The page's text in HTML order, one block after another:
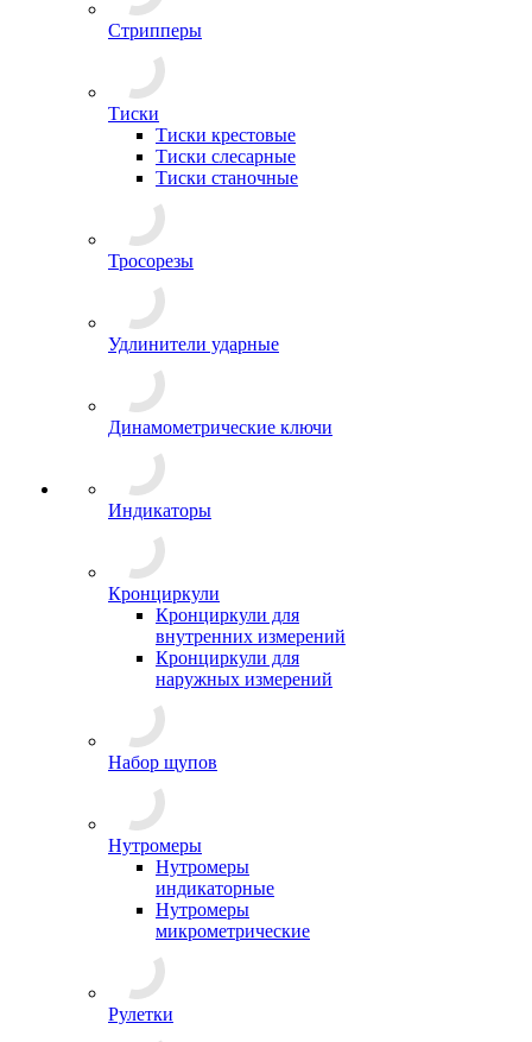
Стрипперы
Тиски
Тиски крестовые
Тиски слесарные
Тиски станочные
Тросорезы
Удлинители ударные
Динамометрические ключи
Индикаторы
Кронциркули
Кронциркули для
внутренних измерений
Кронциркули для
наружных измерений
Набор щупов
Нутромеры
Нутромеры
индикаторные
Нутромеры
микрометрические
Рулетки